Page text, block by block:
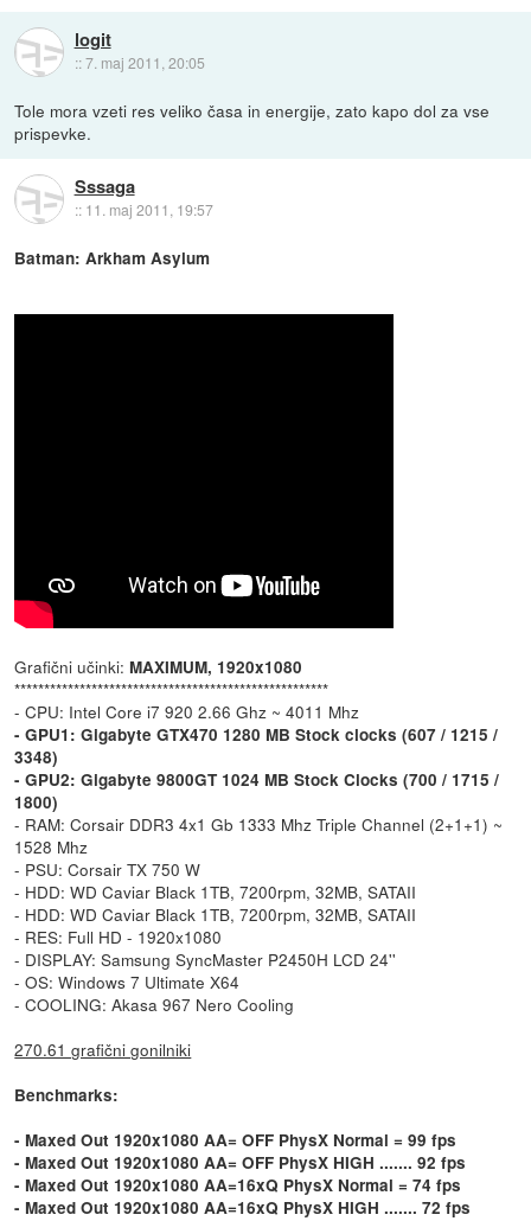
logit
::7. maj 2011, 20:05
Tole mora vzeti res veliko časa in energije, zato kapo dol za vse
prispevke.
Sssaga
:: 11. maj 2011, 19:57
Batman: Arkham Asylum
Grafični učinki: MAXIMUM, 1920x1080
*****************************************************
- CPU: Intel Core i7 920 2.66 Ghz ~ 4011 Mhz
- GPU1: Gigabyte GTX470 1280 MB Stock clocks (607 / 1215 /
3348)
- GPU2: Gigabyte 9800GT 1024 MB Stock Clocks (700 / 1715 /
1800)
- RAM: Corsair DDR3 4x1 Gb 1333 Mhz Triple Channel (2+1+1) ~
1528 Mhz
- PSU: Corsair TX 750 W
- HDD: WD Caviar Black 1TB, 7200rpm, 32MB, SATAII
- HDD: WD Caviar Black 1TB, 7200rpm, 32MB, SATAII
- RES: Full HD - 1920x1080
- DISPLAY: Samsung SyncMaster P2450H LCD 24''
- OS: Windows 7 Ultimate X64
- COOLING: Akasa 967 Nero Cooling
270.61 grafični gonilniki
Benchmarks:
- Maxed Out 1920x1080 AA= OFF PhysX Normal = 99 fps
- Maxed Out 1920x1080 AA= OFF PhysX HIGH ....... 92 fps
- Maxed Out 1920x1080 AA=16xQ PhysX Normal = 74 fps
- Maxed Out 1920x1080 AA=16xQ PhysX HIGH ....... 72 fps